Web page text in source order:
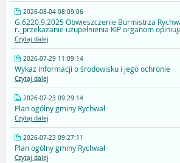
2026-08-04 08:09:06
G.6220.9.2025 Obwieszczenie Burmistrza
r._przekazanie uzupełnienia KIP organom
Czytaj dalej
2026-07-29 11:09:14
Wykaz informacji o środowisku i jego ochronie
Czytaj dalej
2026-07-23 09:29:14
Plan ogólny gminy Rychwał
Czytaj dalej
2026-07-23 09:27:11
Plan ogólny gminy Rychwał
Czytaj dalej